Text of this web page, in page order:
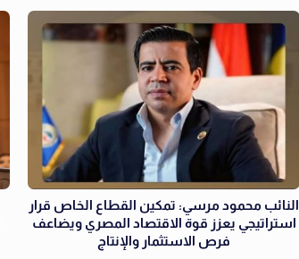
النائب محمود مرسي: تمكين القطاع الخاص قرار
استراتيجي يعزز قوة الاقتصاد المصري ويضاعف
فرص الاستثمار والإنتاج